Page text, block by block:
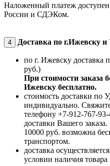
Наложенный платеж
России и СДЭКом.
4 Доставка по г.Ижевску
по г. Ижевску доставка
руб.)
При стоимости заказа
Ижевску бесплатно.
стоимость доставки по
индивидуально.
телефону +7-912-767-
доставки Вашего
10000 руб. возможна
транспортом.
доставка
условии наличия товара